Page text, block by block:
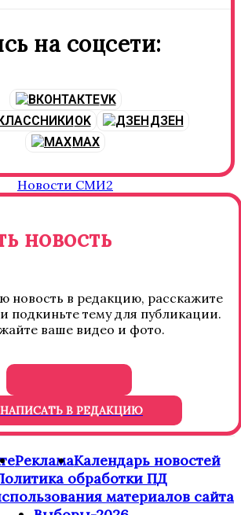
на соцсети:
VK
OK
ДЗЕН
MAX
Новости СМИ2
новость
новость в редакцию, расскажите
подкиньте тему для публикации.
ваше видео и фото.
НАПИСАТЬ В РЕДАКЦИЮ
РекламаКалендарь новостей
обработки ПД
материалов сайта